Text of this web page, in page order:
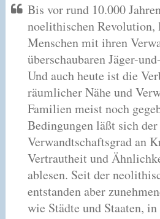
Bis vor rund 10.000
noelithischen Revolution,
Menschen mit ihren
überschaubaren Jäger-
Und auch heute ist die
räumlicher Nähe und
Familien meist noch
Bedingungen läßt sich der
Verwandtschaftsgrad an
Vertrautheit und
ablesen. Seit der
entstanden aber
wie Städte und Staaten, in